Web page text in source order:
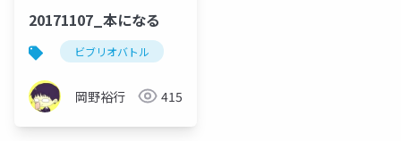
20171107_本になる
ビブリオバトル
岡野裕行 415